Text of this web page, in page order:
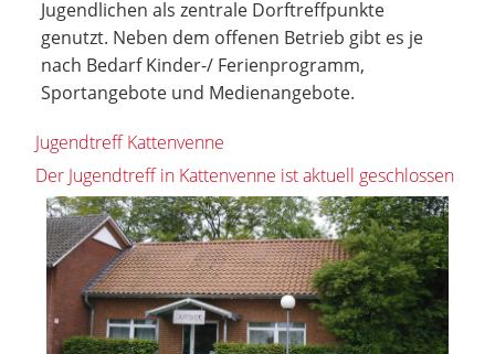
Jugendlichen als zentrale Dorftreffpunkte
genutzt. Neben dem offenen Betrieb gibt es je
nach Bedarf Kinder-/ Ferienprogramm,
Sportangebote und Medienangebote.
Jugendtreff Kattenvenne
Der Jugendtreff in Kattenvenne ist aktuell geschlossen